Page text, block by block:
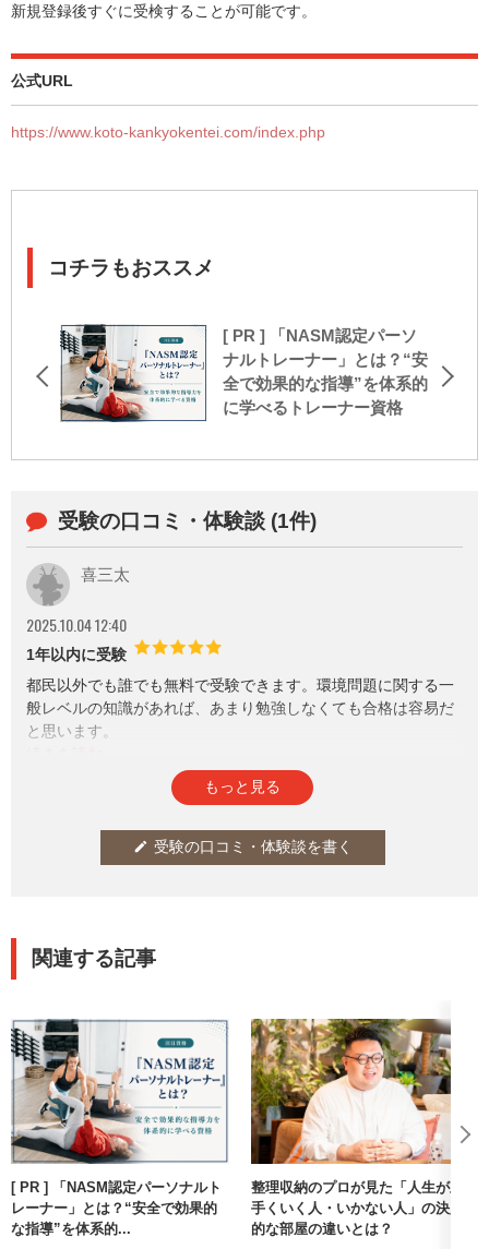
新規登録後すぐに受検することが可能です。
公式URL
https://www.koto-kankyokentei.com/index.php
コチラもおススメ
[ PR ] 「NASM認定パーソ
ナルトレーナー」とは？“安
全で効果的な指導”を体系的
に学べるトレーナー資格
受験の口コミ・体験談 (1件)
喜三太
2025.10.04 12:40
1年以内に受験
都民以外でも誰でも無料で受験できます。環境問題に関する一
般レベルの知識があれば、あまり勉強しなくても合格は容易だ
と思います。
この検定ならではで面白いですね!
もっと見る
edit 受験の口コミ・体験談を書く
関連する記事
[ PR ] 「NASM認定パーソナルト
レーナー」とは？“安全で効果的
な指導”を体系的...
整理収納のプロが見た「人生が上
手くいく人・いかない人」の決定
的な部屋の違いとは？